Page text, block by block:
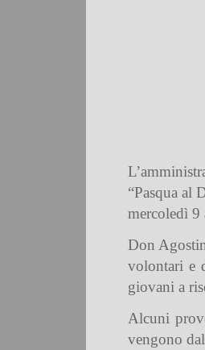
“Pasqua al
mercoledì 9
Don
volontari e
giovani a
Alcuni
vengono